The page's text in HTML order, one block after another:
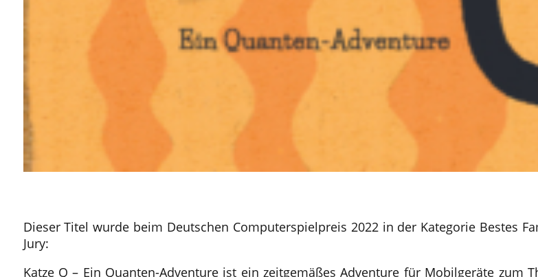
Dieser Titel wurde beim Deutschen Computerspielpreis 2022 in der Kategorie Bestes
Jury:
Katze Q – Ein Quanten-Adventure ist ein zeitgemäßes Adventure für Mobilgeräte zum